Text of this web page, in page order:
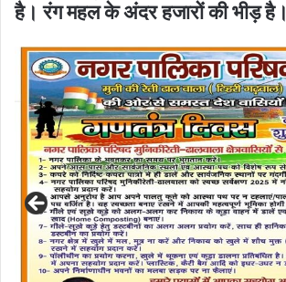
है। रंग महल के अंदर हजारों की भीड़ है।